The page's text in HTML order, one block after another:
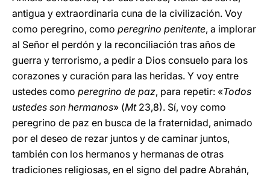
antigua y extraordinaria cuna de la civilización. Voy
como peregrino, como peregrino penitente, a implorar
al Señor el perdón y la reconciliación tras años de
guerra y terrorismo, a pedir a Dios consuelo para los
corazones y curación para las heridas. Y voy entre
ustedes como peregrino de paz, para repetir: «Todos
ustedes son hermanos» (Mt23,8). Sí, voy como
peregrino de paz en busca de la fraternidad, animado
por el deseo de rezar juntos y de caminar juntos,
también con los hermanos y hermanas de otras
tradiciones religiosas, en el signo del padre Abrahán,